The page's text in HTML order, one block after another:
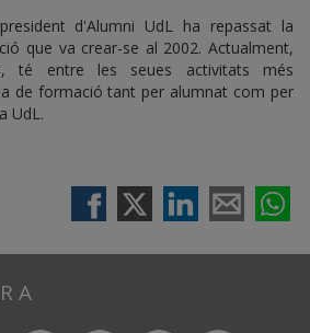
d'Alumni UdL ha repassat la
que va crear-se al 2002. Actualment,
té entre les seues activitats més
de formació tant per alumnat com per
UdL.
A